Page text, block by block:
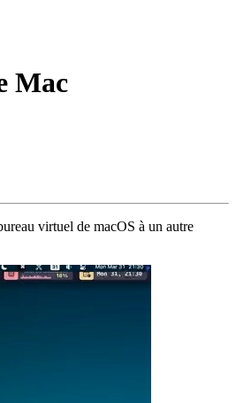
Mac
virtuel de macOS à un autre